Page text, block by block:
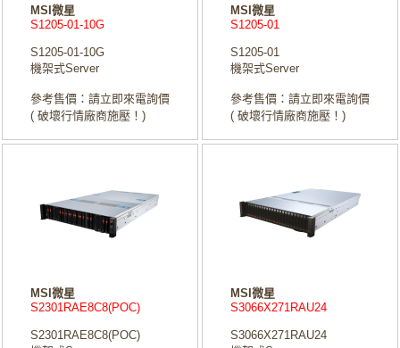
MSI微星
S1205-01-10G
S1205-01-10G
機架式Server
參考售價：請立即來電詢價
( 破壞行情廠商施壓！)
MSI微星
S1205-01
S1205-01
機架式Server
參考售價：請立即來電詢價
( 破壞行情廠商施壓！)
MSI微星
S2301RAE8C8(POC)
S2301RAE8C8(POC)
MSI微星
S3066X271RAU24
S3066X271RAU24